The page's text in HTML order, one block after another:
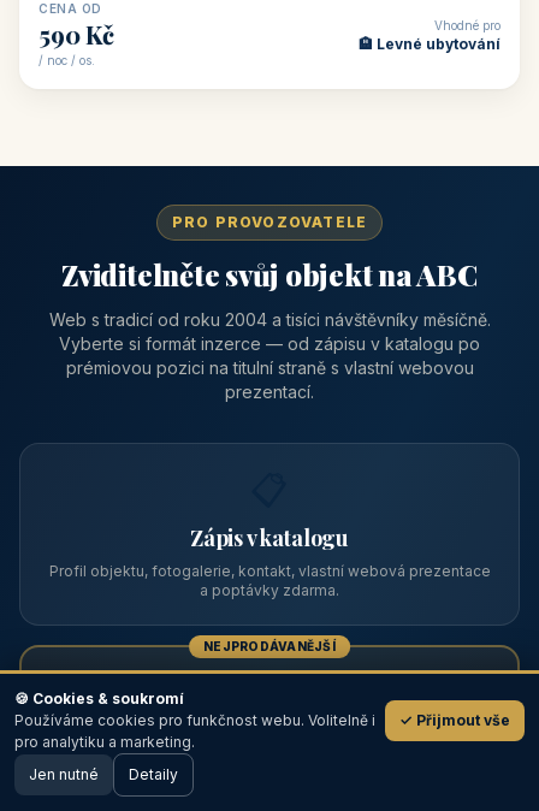
CENA OD
590 Kč
/ noc / os.
Vhodné pro
🏨 Levné ubytování
PRO PROVOZOVATELE
Zviditelněte svůj objekt na ABC
Web s tradicí od roku 2004 a tisíci návštěvníky měsíčně.
Vyberte si formát inzerce — od zápisu v katalogu po
prémiovou pozici na titulní straně s vlastní webovou
prezentací.
Zápis v katalogu
Profil objektu, fotogalerie, kontakt, vlastní webová prezentace
a poptávky zdarma.
NEJPRODÁVANĚJŠÍ
Prémiový partner
TOP pozice na titulce, přednost ve výpisech, zlatý odznak a
💬
🖥️ Desktop verze
🍪 Cookies & soukromí
Používáme cookies pro funkčnost webu. Volitelně i
pro analytiku a marketing.
✓ Přijmout vše
Jen nutné Detaily